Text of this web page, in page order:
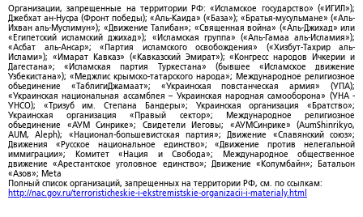
Организации, запрещенные на территории РФ: «Исламское государство» («ИГИЛ»);
Джебхат ан-Нусра (Фронт победы); «Аль-Каида» («База»); «Братья-мусульмане» («Аль-
Ихван аль-Муслимун»); «Движение Талибан»; «Священная война» («Аль-Джихад» или
«Египетский исламский джихад»); «Исламская группа» («Аль-Гамаа аль-Исламия»);
«Асбат аль-Ансар»; «Партия исламского освобождения» («Хизбут-Тахрир аль-
Ислами»); «Имарат Кавказ» («Кавказский Эмират»); «Конгресс народов Ичкерии и
Дагестана»; «Исламская партия Туркестана» (бывшее «Исламское движение
Узбекистана»); «Меджлис крымско-татарского народа»; Международное религиозное
объединение «ТаблигиДжамаат»; «Украинская повстанческая армия» (УПА);
«Украинская национальная ассамблея – Украинская народная самооборона» (УНА -
УНСО); «Тризуб им. Степана Бандеры»; Украинская организация «Братство»;
Украинская организация «Правый сектор»; Международное религиозное
объединение «АУМ Синрике»; Свидетели Иеговы; «АУМСинрике» (AumShinrikyo,
AUM, Aleph); «Национал-большевистская партия»; Движение «Славянский союз»;
Движения «Русское национальное единство»; «Движение против нелегальной
иммиграции»; Комитет «Нация и Свобода»; Международное общественное
движение «Арестантское уголовное единство»; Движение «Колумбайн»; Батальон
«Азов»; Meta
Полный список организаций, запрещенных на территории РФ, см. по ссылкам:
http://nac.gov.ru/terroristicheskie-i-ekstremistskie-organizacii-i-materialy.html